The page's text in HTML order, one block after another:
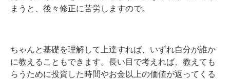
まうと、後々修正に苦労しますので。
ちゃんと基礎を理解して上達すれば、いずれ自分が誰か
に教えることもできます。長い目で考えれば、教えても
らうために投資した時間やお金以上の価値が返ってくる